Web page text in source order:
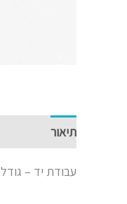
תיאור
עבודת יד – גודל 7 ס"מ